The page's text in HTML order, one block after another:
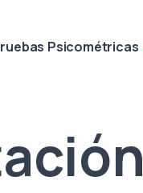
Psicométricas